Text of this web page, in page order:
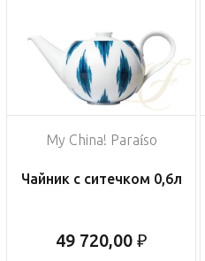
My China! Paraíso
Чайник с ситечком 0,6л
49 720,00 ₽